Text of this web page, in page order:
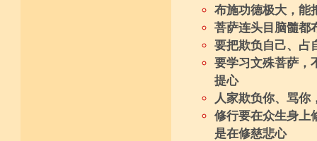
布施功德极大，能
菩萨连头目脑髓都
要把欺负自己、占
要学习文殊菩萨，
提心
人家欺负你、骂你
修行要在众生身上
是在修慈悲心